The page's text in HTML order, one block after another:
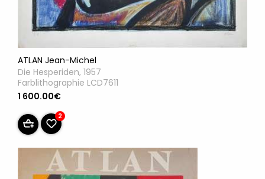
ATLAN Jean-Michel
Die Hesperiden, 1957
Farblithographie LCD7611
1 600.00€
2